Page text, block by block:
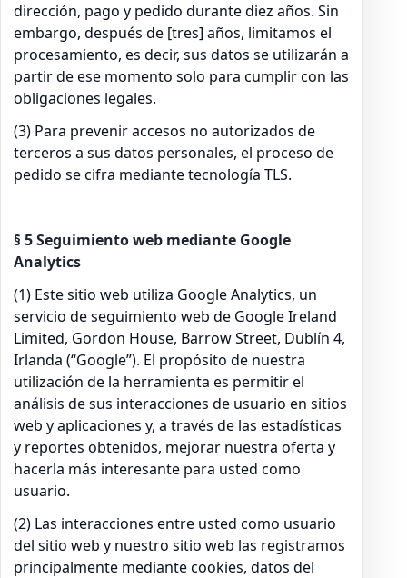
dirección, pago y pedido durante diez años. Sin
embargo, después de [tres] años, limitamos el
procesamiento, es decir, sus datos se utilizarán a
partir de ese momento solo para cumplir con las
obligaciones legales.
(3) Para prevenir accesos no autorizados de
terceros a sus datos personales, el proceso de
pedido se cifra mediante tecnología TLS.
§ 5 Seguimiento web mediante Google
Analytics
(1) Este sitio web utiliza Google Analytics, un
servicio de seguimiento web de Google Ireland
Limited, Gordon House, Barrow Street, Dublín 4,
Irlanda (“Google”). El propósito de nuestra
utilización de la herramienta es permitir el
análisis de sus interacciones de usuario en sitios
web y aplicaciones y, a través de las estadísticas
y reportes obtenidos, mejorar nuestra oferta y
hacerla más interesante para usted como
usuario.
(2) Las interacciones entre usted como usuario
del sitio web y nuestro sitio web las registramos
principalmente mediante cookies, datos del